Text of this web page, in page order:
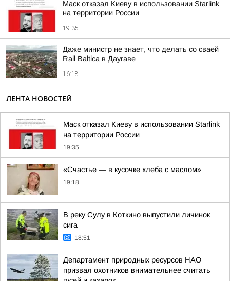
Маск отказал Киеву в использовании Starlink
на территории России
19:35
Даже министр не знает, что делать со сваей
Rail Baltica в Даугаве
16:18
ЛЕНТА НОВОСТЕЙ
Маск отказал Киеву в использовании Starlink
на территории России
19:35
«Счастье — в кусочке хлеба с маслом»
19:18
В реку Сулу в Коткино выпустили личинок
сига
18:51
Департамент природных ресурсов НАО
призвал охотников внимательнее считать